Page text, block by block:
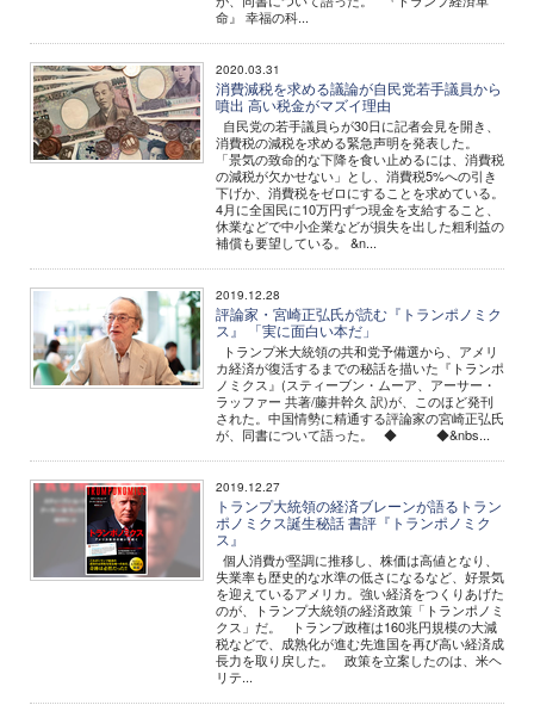
命』 幸福の科...
2020.03.31
消費減税を求める議論が自民党若手議員から
噴出 高い税金がマズイ理由
自民党の若手議員らが30日に記者会見を開き、
消費税の減税を求める緊急声明を発表した。
「景気の致命的な下降を食い止めるには、消費税
の減税が欠かせない」とし、消費税5%への引き
下げか、消費税をゼロにすることを求めている。
4月に全国民に10万円ずつ現金を支給すること、
休業などで中小企業などが損失を出した粗利益の
補償も要望している。 &n...
2019.12.28
評論家・宮崎正弘氏が読む『トランポノミク
ス』 「実に面白い本だ」
トランプ米大統領の共和党予備選から、アメリ
カ経済が復活するまでの秘話を描いた『トランポ
ノミクス』(スティーブン・ムーア、アーサー・
ラッファー 共著/藤井幹久 訳)が、このほど発刊
された。中国情勢に精通する評論家の宮崎正弘氏
が、同書について語った。 ◆ ◆&nbs...
2019.12.27
トランプ大統領の経済ブレーンが語るトラン
ポノミクス誕生秘話 書評『トランポノミク
ス』
個人消費が堅調に推移し、株価は高値となり、
失業率も歴史的な水準の低さになるなど、好景気
を迎えているアメリカ。強い経済をつくりあげた
のが、トランプ大統領の経済政策「トランポノミ
クス」だ。 トランプ政権は160兆円規模の大減
税などで、成熟化が進む先進国を再び高い経済成
長力を取り戻した。 政策を立案したのは、米ヘ
リテ...